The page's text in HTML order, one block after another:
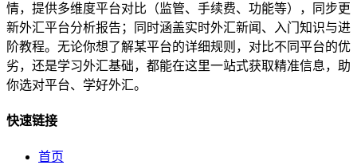
情，提供多维度平台对比（监管、手续费、功能等），同步更
新外汇平台分析报告；同时涵盖实时外汇新闻、入门知识与进
阶教程。无论你想了解某平台的详细规则，对比不同平台的优
劣，还是学习外汇基础，都能在这里一站式获取精准信息，助
你选对平台、学好外汇。
快速链接
首页